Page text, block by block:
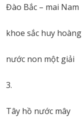
Đào Bắc – mai Nam
khoe sắc huy hoàng
nước non một giải
3.
Tây hồ nước mây